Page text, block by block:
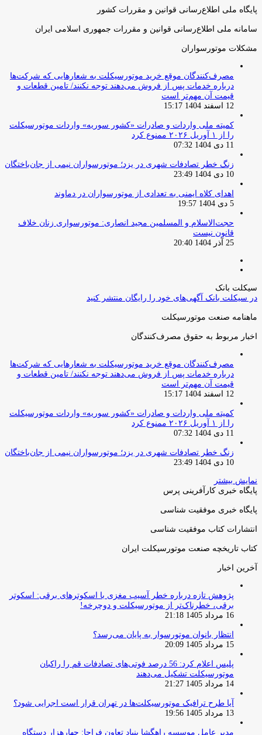
پایگاه ملی اطلاع‌رسانی قوانین و مقررات کشور
سامانه ملی اطلاع‌رسانی قوانین و مقررات جمهوری اسلامی ایران
مشکلات موتورسواران
مصرف‌کنندگان موقع خرید موتورسیکلت به شعارهایی که شرکت‌ها
درباره خدمات پس از فروش می‌دهند توجه نکنند/ تامین قطعات و
قیمت آن مهم‌تر است
12 اسفند 1404 15:17
کمیته ملی واردات و صادرات «کشور سوریه» واردات موتورسیکلت
را از ۱ آوریل ۲۰۲۶ ممنوع کرد
11 دی 1404 07:32
زنگ خطر تصادفات شهری در یزد؛ موتورسواران نیمی از جان‌باختگان
10 دی 1404 23:49
اهدای کلاه ایمنی به تعدادی از موتورسواران در دماوند
5 دی 1404 19:57
حجت‌الاسلام و المسلمین مجید انصاری: موتورسواری زنان خلاف
قانون نیست
25 آذر 1404 20:40
سیکلت بانک
در سیکلت بانک آگهی‌های خود را رایگان منتشر کنید
ماهنامه صنعت موتورسیکلت
اخبار مربوط به حقوق مصرف‌کنندگان
مصرف‌کنندگان موقع خرید موتورسیکلت به شعارهایی که شرکت‌ها
درباره خدمات پس از فروش می‌دهند توجه نکنند/ تامین قطعات و
قیمت آن مهم‌تر است
12 اسفند 1404 15:17
کمیته ملی واردات و صادرات «کشور سوریه» واردات موتورسیکلت
را از ۱ آوریل ۲۰۲۶ ممنوع کرد
11 دی 1404 07:32
زنگ خطر تصادفات شهری در یزد؛ موتورسواران نیمی از جان‌باختگان
10 دی 1404 23:49
نمایش بیشتر
پایگاه خبری کارآفرینی پرس
پایگاه خبری موفقیت شناسی
انتشارات کتاب موفقیت شناسی
کتاب تاریخچه صنعت موتورسیکلت ایران
آخرین اخبار
پژوهش تازه درباره خطر آسیب مغزی با اسکوترهای برقی: اسکوتر
برقی، خطرناک‌تر از موتورسیکلت و دوچرخه!
16 مرداد 1405 21:18
انتظار بانوان موتورسوار به پایان می‌رسد؟
15 مرداد 1405 20:09
پلیس اعلام کرد: 56 درصد فوتی‌های تصادفات قم را راکبان
موتورسیکلت تشکیل می‌دهند
14 مرداد 1405 21:27
آیا طرح ترافیک موتورسیکلت‌ها در تهران قرار است اجرایی شود؟
13 مرداد 1405 19:56
مدیر عامل موسسه راهگشا بنیاد تعاون فراجا: چهارهزار دستگاه